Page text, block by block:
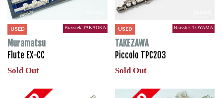
USED Brasstek TAKAOKA
Muramatsu
Flute EX-CC
Sold Out
USED Brasstek TOYAMA
TAKEZAWA
Piccolo TPC203
Sold Out